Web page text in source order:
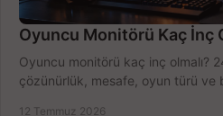
Oyuncu Monitörü Kaç İnç
Oyuncu monitörü kaç inç olmalı?
çözünürlük, mesafe, oyun türü ve
12 Temmuz 2026